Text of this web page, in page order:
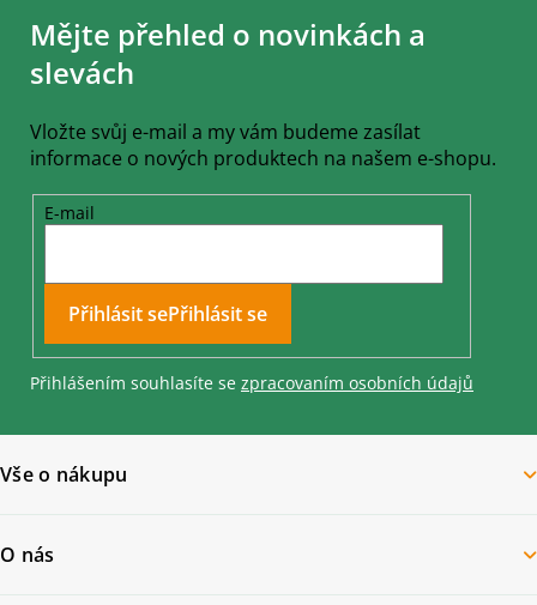
Mějte přehled o novinkách a
slevách
Vložte svůj e-mail a my vám budeme zasílat
informace o nových produktech na našem e-shopu.
E-mail
Přihlásit se
Přihlášením souhlasíte se zpracovaním osobních údajů
Vše o nákupu
O nás